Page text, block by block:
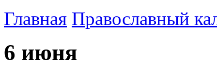
Главная Православный
6 июня